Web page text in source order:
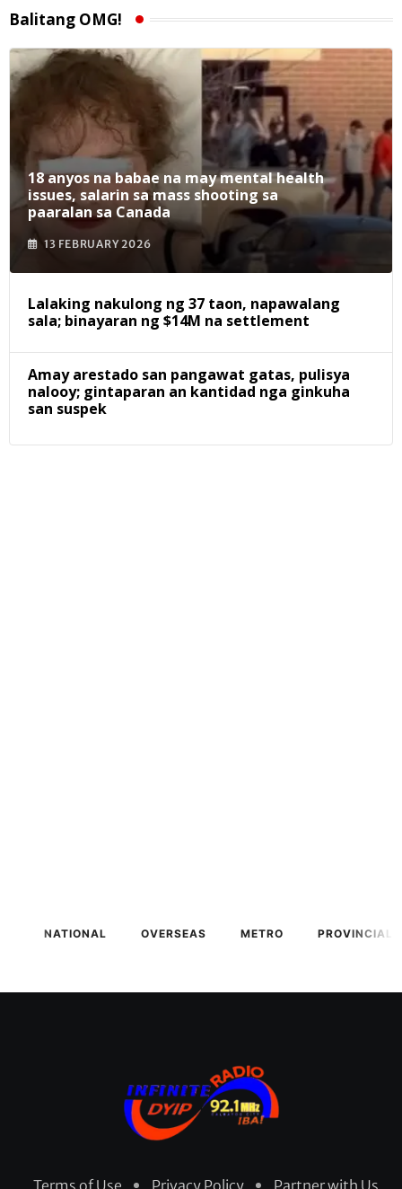
Balitang OMG!
18 anyos na babae na may mental health
issues, salarin sa mass shooting sa
paaralan sa Canada
13 FEBRUARY 2026
Lalaking nakulong ng 37 taon, napawalang
sala; binayaran ng $14M na settlement
Amay arestado san pangawat gatas, pulisya
nalooy; gintaparan an kantidad nga ginkuha
san suspek
NATIONAL OVERSEAS METRO PROVINCIAL
Terms of Use Privacy Policy Partner with Us